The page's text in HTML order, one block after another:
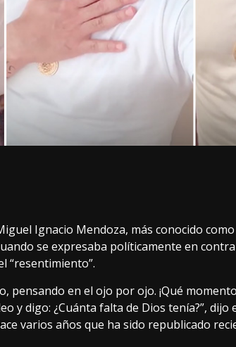
Ignacio Mendoza, más conocido
se expresaba políticamente en
“resentimiento”.
pensando en el ojo por ojo. ¡Qué
y digo: ¿Cuánta falta de Dios tenía?”,
varios años que ha sido republicado